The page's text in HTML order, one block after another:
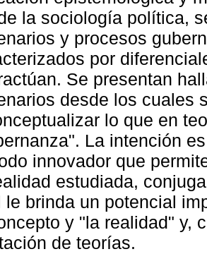
la sociología política,
y procesos
por
Se presentan
desde los cuales
lo que en
La intención
innovador que
estudiada,
le brinda un potencial
y "la realidad" y,
de teorías.